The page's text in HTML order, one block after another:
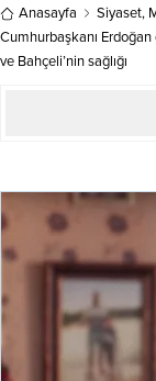
Anasayfa Siyaset,
Cumhurbaşkanı
ve Bahçeli’nin sağlığı